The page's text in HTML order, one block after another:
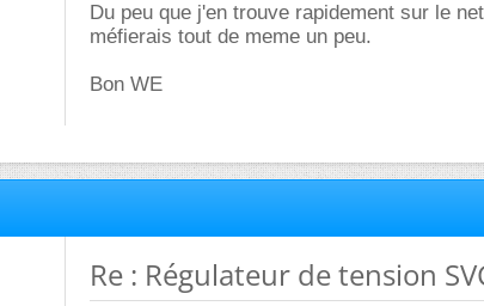
Du peu que j'en trouve rapidement sur le
méfierais tout de meme un peu.
Bon WE
Re : Régulateur de tension